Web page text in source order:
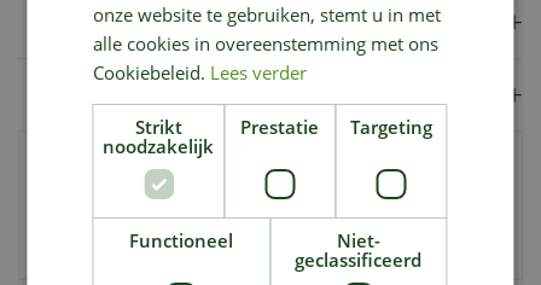
Showroom
Merk
Artikelnummer
4078500022873
onze website te gebruiken, stemt u in met
alle cookies in overeenstemming met ons
Cookiebeleid. Lees verder
Strikt
noodzakelijk
Prestatie Targeting
Functioneel
Niet-
geclassificeerd